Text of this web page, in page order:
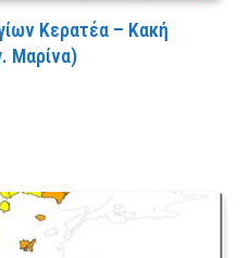
Κερατέα – Κακή
Μαρίνα)